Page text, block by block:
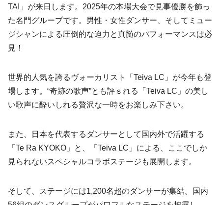
TAI」が来日します。2025年の本場大会で見事優勝を飾っ
た名門グループです。男性・女性ダンサー、そしてミュー
ジシャンによる圧倒的な迫力と真髄のパフォーマンスは必
見！
世界的人気を誇るヴォーカリスト「Teiva LC」が今年も登
場します。“奇跡の歌声”とも評ｓれる「Teiva LC」の美し
い歌声に酔いしれる贅沢な一時をお楽しみ下さい。
また、日本を代表するダンサーとして国内外で活躍する
「Te Ra KYOKO」と、「Teiva LC」による、ここでしか
見られないスペシャルコラボステージも展開します。
そして、ステージには1,200名超のダンサーが集結。国内